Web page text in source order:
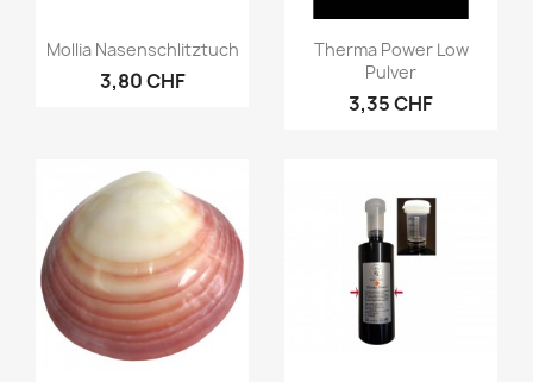
Vorschau
Mollia Nasenschlitztuch
3,80 CHF
Vorschau
Therma Power Low
Pulver
3,35 CHF